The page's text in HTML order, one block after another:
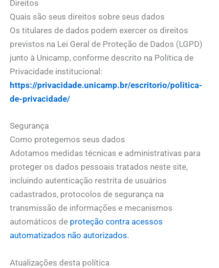
Direitos
Quais são seus direitos sobre seus dados
Os titulares de dados podem exercer os direitos
previstos na Lei Geral de Proteção de Dados (LGPD)
junto à Unicamp, conforme descrito na Política de
Privacidade institucional:
https://privacidade.unicamp.br/escritorio/politica-
de-privacidade/
Segurança
Como protegemos seus dados
Adotamos medidas técnicas e administrativas para
proteger os dados pessoais tratados neste site,
incluindo autenticação restrita de usuários
cadastrados, protocolos de segurança na
transmissão de informações e mecanismos
automáticos de proteção contra acessos
automatizados não autorizados.
Atualizações desta política